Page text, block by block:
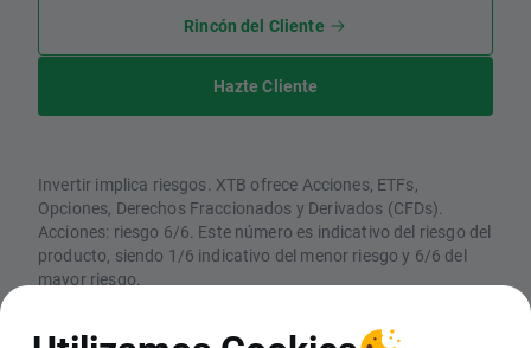
Rincón del Cliente
Hazte Cliente
Invertir implica riesgos. XTB ofrece Acciones, ETFs,
Opciones, Derechos Fraccionados y Derivados (CFDs).
Acciones: riesgo 6/6. Este número es indicativo del riesgo del
producto, siendo 1/6 indicativo del menor riesgo y 6/6 del
mayor riesgo.
asociados a un riesgo elevado de perder dinero rápidamente